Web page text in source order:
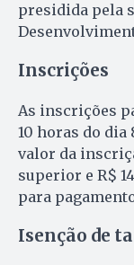
presidida pela
Inscrições
As inscrições
10 horas do dia
valor da
superior e R$
para
Isenção de